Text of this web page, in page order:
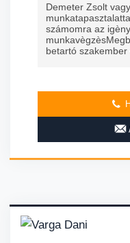
Demeter Zsolt
számomra az
betartó szakember